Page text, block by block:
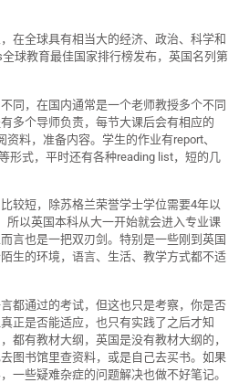
在全球具有相当大的经济、政治、科学和
球教育最佳国家排行榜发布，英国名列第
同，在国内通常是一个老师教授多个不同
多个导师负责，每节大课后会有相应的
料，准备内容。学生的作业有report、
形式，平时还有各种reading list，短的几
较短，除苏格兰荣誉学士学位需要4年以
所以英国本科从大一开始就会进入专业课
言也是一把双刃剑。特别是一些刚到英国
生的环境，语言、生活、教学方式都不适
都通过的考试，但这也只是考察，你是否
正是否能适应，也只有实践了之后才知
都有教材大纲，英国是没有教材大纲的，
图书馆里查资料，或是自己去买书。如果
一些疑难杂症的问题解决也做不好笔记。